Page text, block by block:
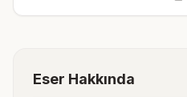
Eser Hakkında